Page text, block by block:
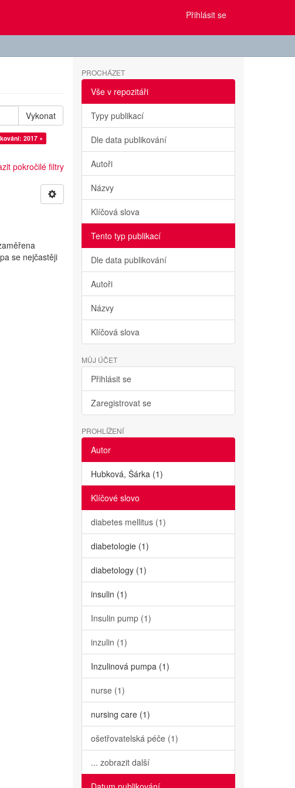
Přihlásit se
Vykonat
2017 ×
pokročilé filtry
se nejčastěji
PROCHÁZET
Vše v repozitáři
Typy publikací
Dle data publikování
Autoři
Názvy
Klíčová slova
Tento typ publikací
Dle data publikování
Autoři
Názvy
Klíčová slova
MŮJ ÚČET
Přihlásit se
Zaregistrovat se
PROHLÍŽENÍ
Autor
Hubková, Šárka (1)
Klíčové slovo
diabetes mellitus (1)
diabetologie (1)
diabetology (1)
insulin (1)
Insulin pump (1)
inzulin (1)
Inzulinová pumpa (1)
nurse (1)
nursing care (1)
ošetřovatelská péče (1)
... zobrazit další